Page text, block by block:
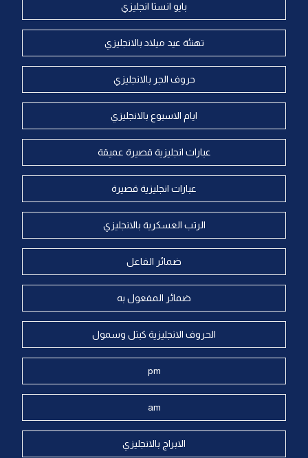
بايو انستا انجليزي
تهنئة عيد ميلاد بالانجليزي
حروف الجر بالانجليزي
ايام الاسبوع بالانجليزي
عبارات انجليزية قصيرة عميقة
عبارات انجليزية قصيرة
الرتب العسكرية بالانجليزي
ضمائر الفاعل
ضمائر المفعول به
الحروف الانجليزية كبتل وسمول
pm
am
الابراج بالانجليزي